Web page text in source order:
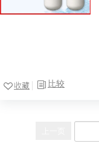
比较
收藏